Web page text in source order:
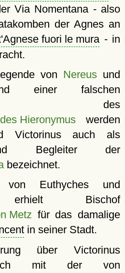
Via Nomentana - also
der Agnes an
fuori le mura - in
von Nereus und
einer falschen
des
Hieronymuswerden
Victorinus auch als
Begleiter der
bezeichnet.
Euthyches und
erhielt Bischof
Metz für das damalige
in seiner Stadt.
über Victorinus
mit der von